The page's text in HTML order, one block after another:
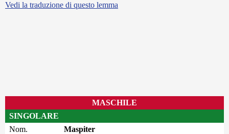
Vedi la traduzione di questo lemma
MASCHILE
SINGOLARE
Nom.
Maspiter